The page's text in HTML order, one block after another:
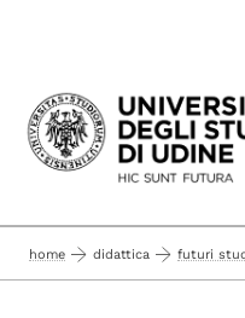
Passa al
home didattica futuri